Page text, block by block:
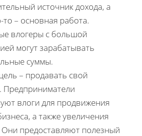
источник дохода, а
то – основная работа.
влогеры с большой
могут зарабатывать
суммы.
– продавать свой
Предприниматели
влоги для продвижения
а также увеличения
предоставляют полезный